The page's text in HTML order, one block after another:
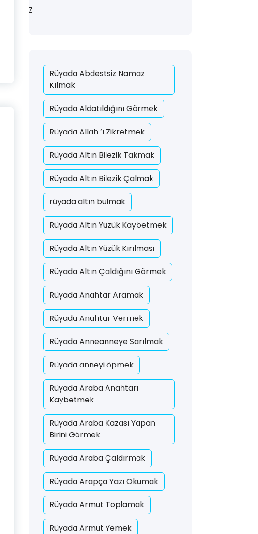
Z
Rüyada Abdestsiz Namaz
Kılmak
Rüyada Aldatıldığını Görmek
Rüyada Allah ’ı Zikretmek
Rüyada Altın Bilezik Takmak
Rüyada Altın Bilezik Çalmak
rüyada altın bulmak
Rüyada Altın Yüzük Kaybetmek
Rüyada Altın Yüzük Kırılması
Rüyada Altın Çaldığını Görmek
Rüyada Anahtar Aramak
Rüyada Anahtar Vermek
Rüyada Anneanneye Sarılmak
Rüyada anneyi öpmek
Rüyada Araba Anahtarı
Kaybetmek
Rüyada Araba Kazası Yapan
Birini Görmek
Rüyada Araba Çaldırmak
Rüyada Arapça Yazı Okumak
Rüyada Armut Toplamak
Rüyada Armut Yemek